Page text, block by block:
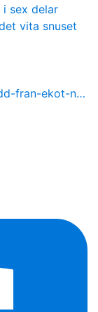
i sex delar
vita snuset
fran-ekot-n…